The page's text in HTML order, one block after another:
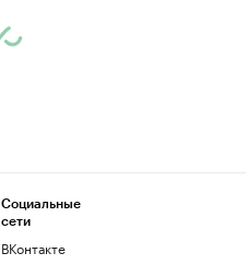
Социальные
сети
ВКонтакте